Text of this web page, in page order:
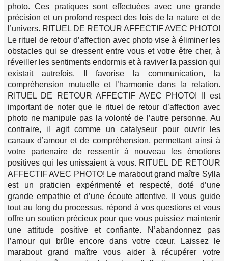
photo. Ces pratiques sont effectuées avec une grande
précision et un profond respect des lois de la nature et de
l’univers. RITUEL DE RETOUR AFFECTIF AVEC PHOTO!
Le rituel de retour d’affection avec photo vise à éliminer les
obstacles qui se dressent entre vous et votre être cher, à
réveiller les sentiments endormis et à raviver la passion qui
existait autrefois. Il favorise la communication, la
compréhension mutuelle et l’harmonie dans la relation.
RITUEL DE RETOUR AFFECTIF AVEC PHOTO! Il est
important de noter que le rituel de retour d’affection avec
photo ne manipule pas la volonté de l’autre personne. Au
contraire, il agit comme un catalyseur pour ouvrir les
canaux d’amour et de compréhension, permettant ainsi à
votre partenaire de ressentir à nouveau les émotions
positives qui les unissaient à vous. RITUEL DE RETOUR
AFFECTIF AVEC PHOTO! Le marabout grand maître Sylla
est un praticien expérimenté et respecté, doté d’une
grande empathie et d’une écoute attentive. Il vous guide
tout au long du processus, répond à vos questions et vous
offre un soutien précieux pour que vous puissiez maintenir
une attitude positive et confiante. N’abandonnez pas
l’amour qui brûle encore dans votre cœur. Laissez le
marabout grand maître vous aider à récupérer votre